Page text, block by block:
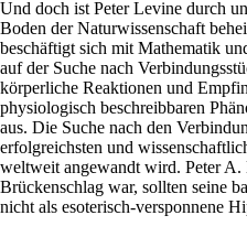
Und doch ist Peter Levine durch
Boden der Naturwissenschaft
beschäftigt sich mit Mathematik
auf der Suche nach
körperliche Reaktionen und
physiologisch beschreibbaren
aus. Die Suche nach den
erfolgreichsten und
weltweit angewandt wird. Peter
Brückenschlag war, sollten seine
nicht als esoterisch-versponnene